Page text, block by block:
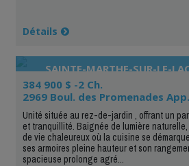
Détails
SAINTE-MARTHE-SUR-LE-
384 900 $ -2 Ch.
2969 Boul. des Promenades
Unité située au rez-de-jardin , offrant un
et tranquillité. Baignée de lumière
de vie chaleureux où la cuisine se
ses armoires pleine hauteur et son
spacieuse prolonge agré...